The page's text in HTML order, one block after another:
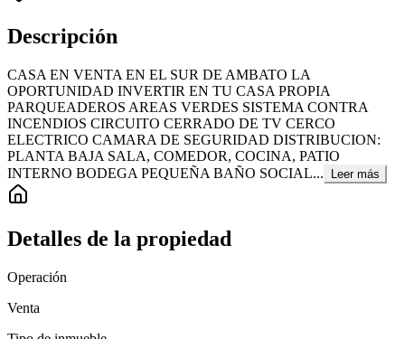
Descripción
CASA EN VENTA EN EL SUR DE AMBATO LA
OPORTUNIDAD INVERTIR EN TU CASA PROPIA
PARQUEADEROS AREAS VERDES SISTEMA CONTRA
INCENDIOS CIRCUITO CERRADO DE TV CERCO
ELECTRICO CAMARA DE SEGURIDAD DISTRIBUCION:
PLANTA BAJA SALA, COMEDOR, COCINA, PATIO
INTERNO BODEGA PEQUEÑA BAÑO SOCIAL...
Leer más
Detalles de la propiedad
Operación
Venta